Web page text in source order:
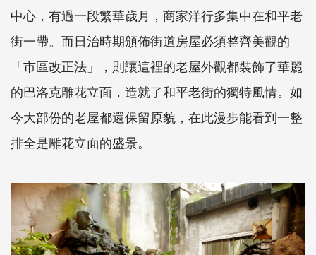
中心，有過一段繁華歲月，商家洋行多集中在和平老
街一帶。而日治時期頒佈街道房屋必須整齊美觀的
「市區改正法」，則讓這裡的老屋外觀都裝飾了華麗
的巴洛克雕花立面，造就了和平老街的獨特風情。如
今大部份的老屋都還保留原貌，在此漫步能看到一整
排全是雕花立面的盛景。